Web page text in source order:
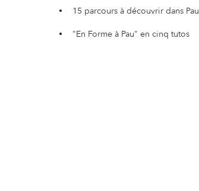
15 parcours à découvrir dans Pau
"En Forme à Pau" en cinq tutos